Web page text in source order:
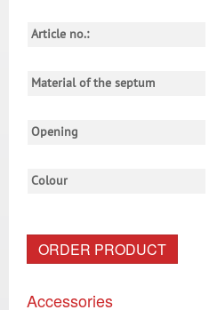
Article no.:
Material of the septum
Opening
Colour
ORDER PRODUCT
Accessories